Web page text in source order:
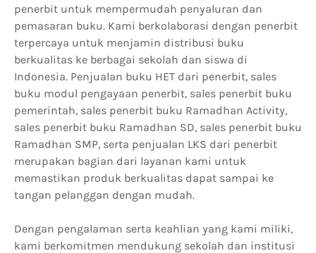
penerbit untuk mempermudah penyaluran dan
pemasaran buku. Kami berkolaborasi dengan penerbit
terpercaya untuk menjamin distribusi buku
berkualitas ke berbagai sekolah dan siswa di
Indonesia. Penjualan buku HET dari penerbit, sales
buku modul pengayaan penerbit, sales penerbit buku
pemerintah, sales penerbit buku Ramadhan Activity,
sales penerbit buku Ramadhan SD, sales penerbit buku
Ramadhan SMP, serta penjualan LKS dari penerbit
merupakan bagian dari layanan kami untuk
memastikan produk berkualitas dapat sampai ke
tangan pelanggan dengan mudah.
Dengan pengalaman serta keahlian yang kami miliki,
kami berkomitmen mendukung sekolah dan institusi